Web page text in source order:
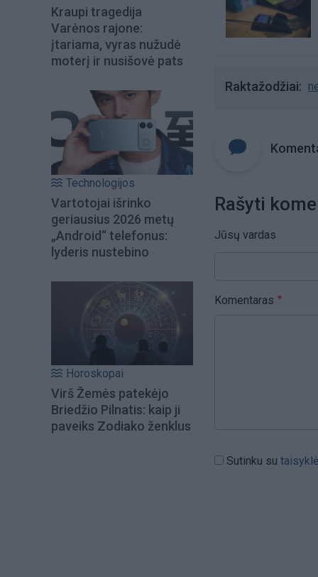
Kraupi tragedija
Varėnos rajone:
įtariama, vyras nužudė
moterį ir nusišovė pats
Technologijos
Vartotojai išrinko
geriausius 2026 metų
„Android“ telefonus:
lyderis nustebino
Horoskopai
Virš Žemės patekėjo
Briedžio Pilnatis: kaip ji
paveiks Zodiako ženklus
Raktažodžiai
Rašyti
Jūsų vardas
Komentaras
Sutinku su